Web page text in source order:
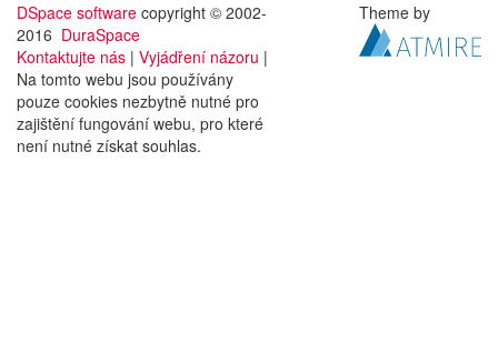
DSpace software copyright © 2002-
2016 DuraSpace
Kontaktujte nás | Vyjádření názoru |
Na tomto webu jsou používány
pouze cookies nezbytně nutné pro
zajištění fungování webu, pro které
není nutné získat souhlas.
Theme by